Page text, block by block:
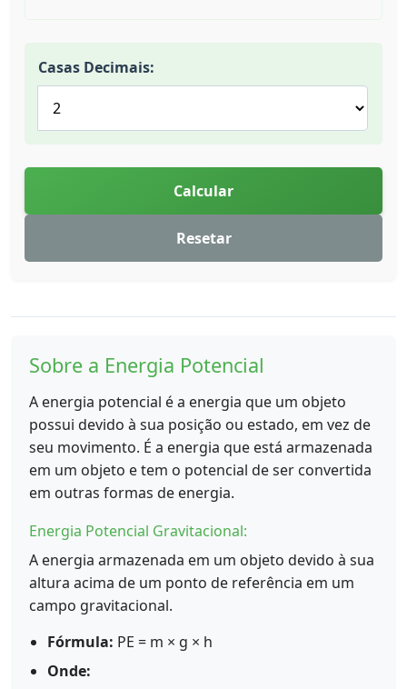
Casas Decimais:
Calcular
Resetar
Sobre a Energia Potencial
A energia potencial é a energia que um objeto
possui devido à sua posição ou estado, em vez de
seu movimento. É a energia que está armazenada
em um objeto e tem o potencial de ser convertida
em outras formas de energia.
Energia Potencial Gravitacional:
A energia armazenada em um objeto devido à sua
altura acima de um ponto de referência em um
campo gravitacional.
Fórmula: PE = m × g × h
Onde: